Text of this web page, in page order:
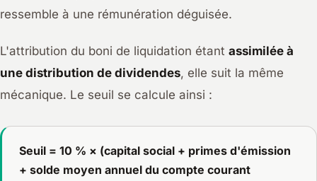
ressemble à une rémunération déguisée.
L'attribution du boni de liquidation étant assimilée à
une distribution de dividendes, elle suit la même
mécanique. Le seuil se calcule ainsi :
Seuil = 10 % × (capital social + primes d'émission
+ solde moyen annuel du compte courant